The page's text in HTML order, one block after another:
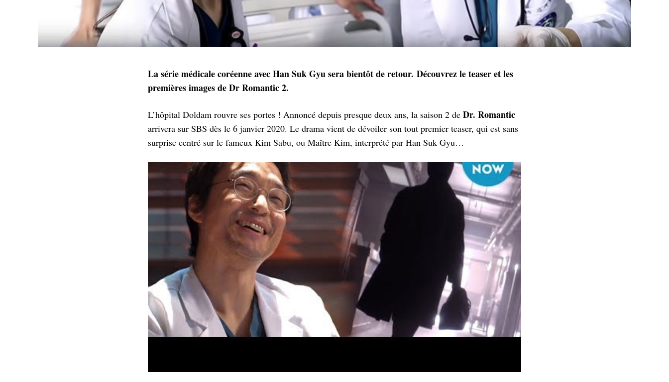
La série médicale coréenne avec Han Suk Gyu sera bientôt de retour. Découvrez le teaser et les
premières images de Dr Romantic 2.
L’hôpital Doldam rouvre ses portes ! Annoncé depuis presque deux ans, la saison 2 de Dr. Romantic
arrivera sur SBS dès le 6 janvier 2020. Le drama vient de dévoiler son tout premier teaser, qui est sans
surprise centré sur le fameux Kim Sabu, ou Maître Kim, interprété par Han Suk Gyu…